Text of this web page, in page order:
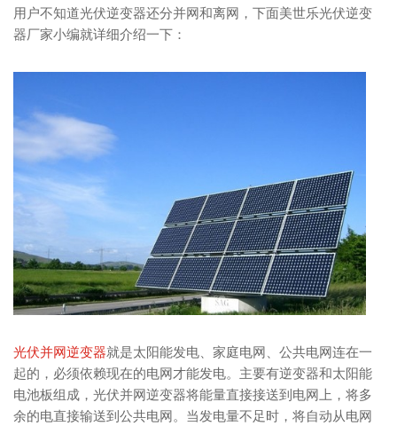
用户不知道光伏逆变器还分并网和离网，下面美世乐光伏逆变
器厂家小编就详细介绍一下：
光伏并网逆变器就是太阳能发电、家庭电网、公共电网连在一
起的，必须依赖现在的电网才能发电。主要有逆变器和太阳能
电池板组成，光伏并网逆变器将能量直接接送到电网上，将多
余的电直接输送到公共电网。当发电量不足时，将自动从电网